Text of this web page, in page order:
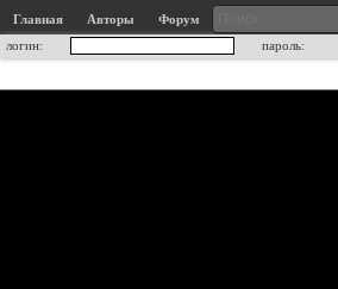
Главная Авторы
Форум
логин:
пароль: